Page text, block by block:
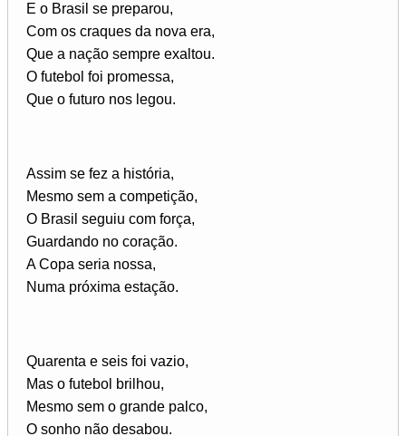
E o Brasil se preparou,
Com os craques da nova era,
Que a nação sempre exaltou.
O futebol foi promessa,
Que o futuro nos legou.
Assim se fez a história,
Mesmo sem a competição,
O Brasil seguiu com força,
Guardando no coração.
A Copa seria nossa,
Numa próxima estação.
Quarenta e seis foi vazio,
Mas o futebol brilhou,
Mesmo sem o grande palco,
O sonho não desabou.